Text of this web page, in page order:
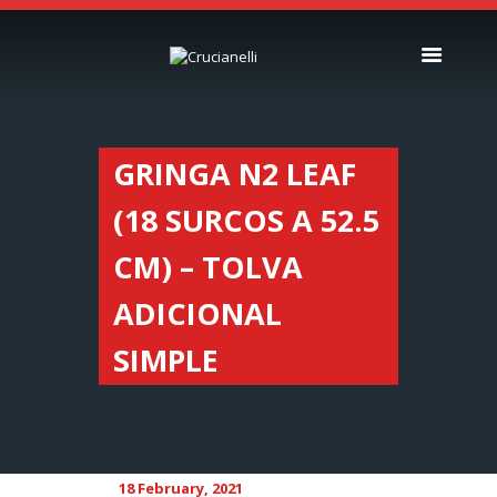
GRINGA N2 LEAF
(18 SURCOS A 52.5
CM) – TOLVA
ADICIONAL
SIMPLE
FERTILIZER
SPREADERS
ABOUT US
DEALERSHIPS
NEWS
COMPANY
CONTACT
18 February, 2021